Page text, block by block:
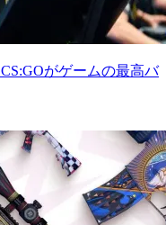
がゲームの最高バ